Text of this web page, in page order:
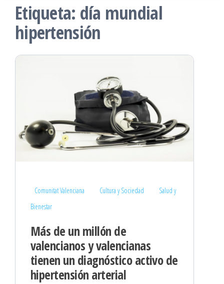
Etiqueta: día mundial
hipertensión
Comunitat Valenciana Cultura y Sociedad
Salud y
Bienestar
Más de un millón de
valencianos y valencianas
tienen un diagnóstico activo de
hipertensión arterial